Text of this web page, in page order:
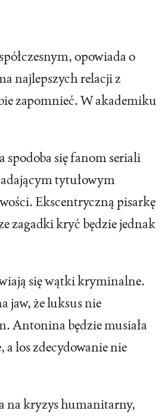
opowiada o
najlepszych relacji z
zapomnieć. W akademiku
spodoba się fanom seriali
tytułowym
Ekscentryczną pisarkę
zagadki kryć będzie jednak
się wątki kryminalne.
jaw, że luksus nie
Antonina będzie musiała
a los zdecydowanie nie
na kryzys humanitarny,